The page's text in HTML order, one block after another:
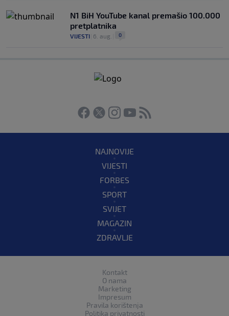
N1 BiH YouTube kanal premašio 100.000
pretplatnika
VIJESTI 6. aug. 0
NAJNOVIJE
VIJESTI
FORBES
SPORT
SVIJET
MAGAZIN
ZDRAVLJE
Kontakt
O nama
Marketing
Impresum
Pravila korištenja
Politika privatnosti